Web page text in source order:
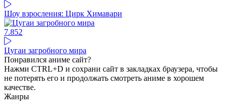
Шоу взросления: Цирк Химавари
7.852
Цугаи загробного мира
Понравился аниме сайт?
Нажми CTRL+D и сохрани сайт в закладках браузера, чтобы
не потерять его и продолжать смотреть аниме в хорошем
качестве.
Жанры